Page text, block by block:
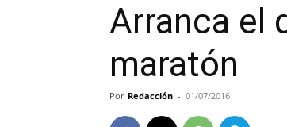
Arranca el
maratón
Por Redacción - 01/07/2016